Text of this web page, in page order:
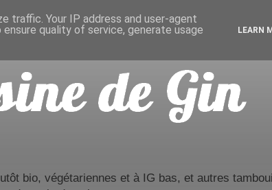
bio, végétariennes et à IG bas, et autres
traffic. Your IP address and user-agent
quality of service, generate usage
LEARN